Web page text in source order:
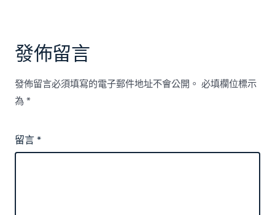
發佈留言
發佈留言必須填寫的電子郵件地址不會公開。 必填欄位標示
為*
留言*